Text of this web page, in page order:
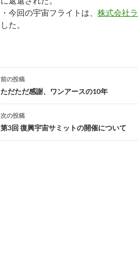
・今回の宇宙フライトは、 株式会社
した。
投
稿
ナ
ビ
前の投稿
ただただ感謝、ワンアースの10年
次の投稿
第3回 復興宇宙サミットの開催について